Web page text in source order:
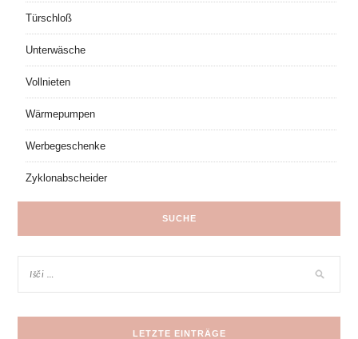
Türschloß
Unterwäsche
Vollnieten
Wärmepumpen
Werbegeschenke
Zyklonabscheider
SUCHE
LETZTE EINTRÄGE